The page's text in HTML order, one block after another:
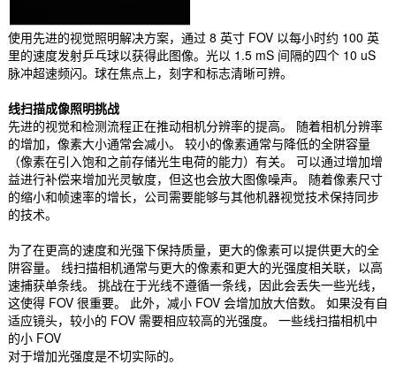
使用先进的视觉照明解决方案，通过 8 英寸 FOV 以每小时约 100 英
里的速度发射乒乓球以获得此图像。光以 1.5 mS 间隔的四个 10 uS
脉冲超速频闪。球在焦点上，刻字和标志清晰可辨。
线扫描成像照明挑战
先进的视觉和检测流程正在推动相机分辨率的提高。 随着相机分辨率
的增加，像素大小通常会减小。 较小的像素通常与降低的全阱容量
（像素在引入饱和之前存储光生电荷的能力）有关。 可以通过增加增
益进行补偿来增加光灵敏度，但这也会放大图像噪声。 随着像素尺寸
的缩小和帧速率的增长，公司需要能够与其他机器视觉技术保持同步
的技术。
为了在更高的速度和光强下保持质量，更大的像素可以提供更大的全
阱容量。 线扫描相机通常与更大的像素和更大的光强度相关联，以高
速捕获单条线。 挑战在于光线不遵循一条线，因此会丢失一些光线，
这使得 FOV 很重要。 此外，减小 FOV 会增加放大倍数。 如果没有自
适应镜头，较小的 FOV 需要相应较高的光强度。 一些线扫描相机中
的小 FOV
对于增加光强度是不切实际的。